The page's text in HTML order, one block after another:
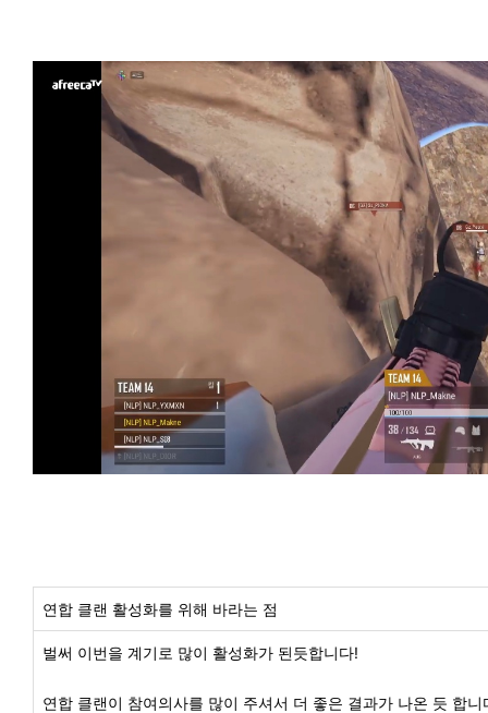
연합 클랜 활성화를 위해 바라는 점
벌써 이번을 계기로 많이 활성화가 된듯합니다!
연합 클랜이 참여의사를 많이 주셔서 더 좋은 결과가 나온 듯 합니